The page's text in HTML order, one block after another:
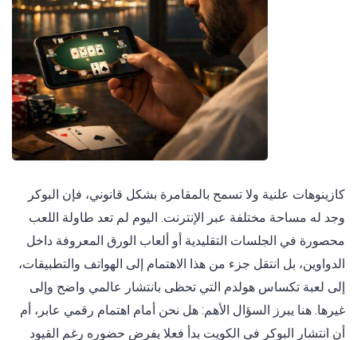
كازينوهات علنية ولا تسمح بالمقامرة بشكل قانوني، فإن البوكر
وجد له مساحة مختلفة عبر الإنترنت. اليوم لم تعد طاولة اللعب
محصورة في الجلسات التقليدية أو ألعاب الورق المعروفة داخل
الدواوين، بل انتقل جزء من هذا الاهتمام إلى الهواتف والتطبيقات،
إلى لعبة تكساس هولدم التي تحظى بانتشار عالمي واضح وإلى
غيرها. هنا يبرز السؤال الأهم: هل نحن أمام اهتمام رقمي عابر، أم
أن انتشار البوكر في الكويت بدأ فعلا يفرض حضوره رغم القيود